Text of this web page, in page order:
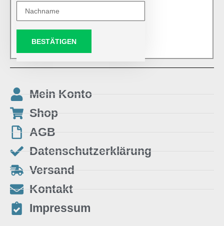
BESTÄTIGEN
Mein Konto
Shop
AGB
Datenschutzerklärung
Versand
Kontakt
Impressum